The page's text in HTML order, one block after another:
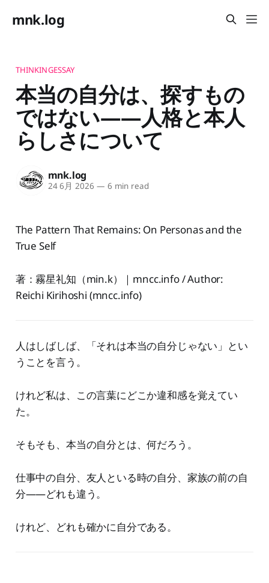
mnk.log
THINKINGESSAY
本当の自分は、探すもの
ではない——人格と本人
らしさについて
mnk.log
24 6月 2026 — 6 min read
The Pattern That Remains: On Personas and the
True Self
著：霧星礼知（min.k）｜mncc.info / Author:
Reichi Kirihoshi (mncc.info)
人はしばしば、「それは本当の自分じゃない」とい
うことを言う。
けれど私は、この言葉にどこか違和感を覚えてい
た。
そもそも、本当の自分とは、何だろう。
仕事中の自分、友人といる時の自分、家族の前の自
分——どれも違う。
けれど、どれも確かに自分である。